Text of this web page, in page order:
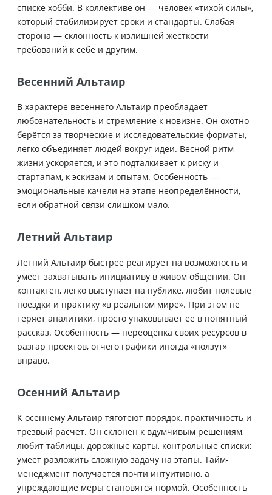
списке хобби. В коллективе он — человек «тихой силы»,
который стабилизирует сроки и стандарты. Слабая
сторона — склонность к излишней жёсткости
требований к себе и другим.
Весенний Альтаир
В характере весеннего Альтаир преобладает
любознательность и стремление к новизне. Он охотно
берётся за творческие и исследовательские форматы,
легко объединяет людей вокруг идеи. Весной ритм
жизни ускоряется, и это подталкивает к риску и
стартапам, к эскизам и опытам. Особенность —
эмоциональные качели на этапе неопределённости,
если обратной связи слишком мало.
Летний Альтаир
Летний Альтаир быстрее реагирует на возможность и
умеет захватывать инициативу в живом общении. Он
контактен, легко выступает на публике, любит полевые
поездки и практику «в реальном мире». При этом не
теряет аналитики, просто упаковывает её в понятный
рассказ. Особенность — переоценка своих ресурсов в
разгар проектов, отчего графики иногда «ползут»
вправо.
Осенний Альтаир
К осеннему Альтаир тяготеют порядок, практичность и
трезвый расчёт. Он склонен к вдумчивым решениям,
любит таблицы, дорожные карты, контрольные списки;
умеет разложить сложную задачу на этапы. Тайм-
менеджмент получается почти интуитивно, а
упреждающие меры становятся нормой. Особенность